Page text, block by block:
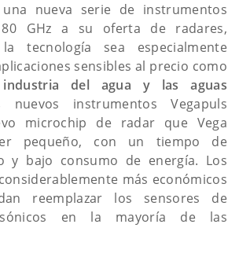
nueva serie de instrumentos
GHz a su oferta de radares,
tecnología sea especialmente
sensibles al precio como
del agua y las aguas
instrumentos Vegapuls
microchip de radar que Vega
pequeño, con un tiempo de
y bajo consumo de energía. Los
más económicos
reemplazar los sensores de
en la mayoría de las